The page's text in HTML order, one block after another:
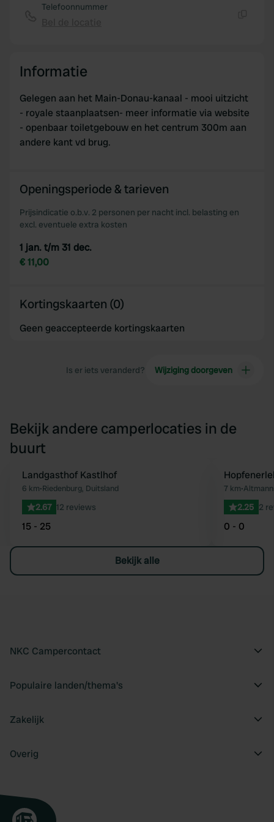
Telefoonnummer
Informatie
Gelegen aan het Main-Donau-kanaal - mooi uitzicht
- royale staanplaatsen- meer informatie via website
- openbaar toiletgebouw en het centrum 300m aan
andere kant vd brug.
Openingsperiode & tarieven
Prijsindicatie o.b.v. 2 personen per nacht incl. belasting en
excl. eventuele extra kosten
1 jan. t/m 31 dec.
€ 11,00
Kortingskaarten (0)
Geen geaccepteerde kortingskaarten
Is er iets veranderd? Wijziging doorgeven
Bekijk andere camperlocaties in de
buurt
Favoriet
Landgasthof Kastlhof
6 km•Riedenburg, Duitsland
2.67 12 reviews
15 - 25
7 km•
2.25 2
0 - 0
Bekijk alle
NKC Campercontact
Populaire landen/thema's
Zakelijk
Overig